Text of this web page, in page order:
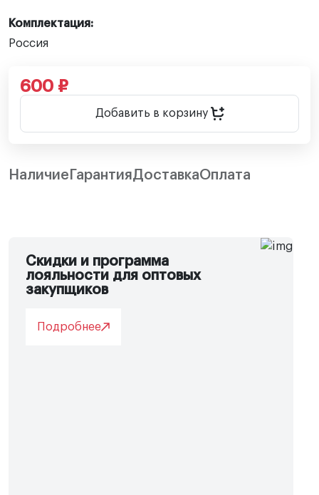
Комплектация:
Россия
600 ₽
Добавить в корзину
Наличие ГарантияДоставкаОплата
Скидки и программа
лояльности для оптовых
закупщиков
Подробнее